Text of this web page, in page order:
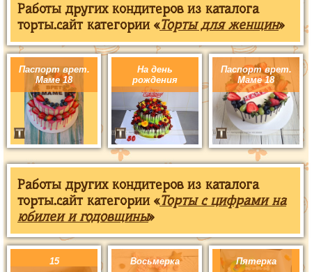
Работы других кондитеров из каталога
торты.сайт категории «Торты для женщин»
Паспорт врет.
Маме 18
На день
рождения
Паспорт врет.
Маме 18
Работы других кондитеров из каталога
торты.сайт категории «Торты с цифрами на
юбилеи и годовщины»
15 Восьмерка Пятерка